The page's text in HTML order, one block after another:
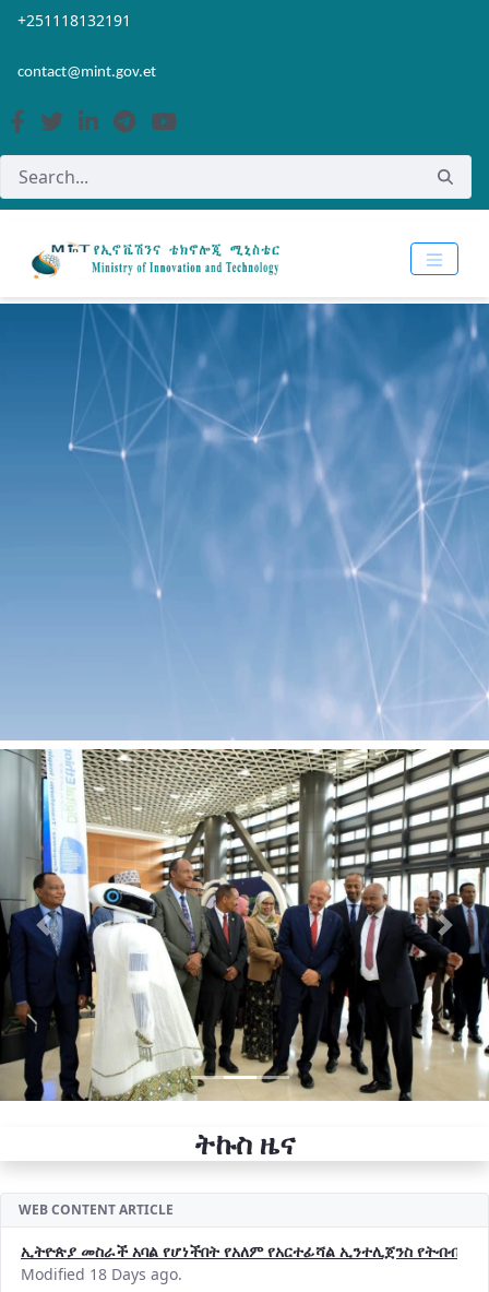
Skip to Main Content
Open Accessibility Menu
+251118132191
contact@mint.gov.et
Previous Next
ትኩስ ዜና
WEB CONTENT ARTICLE
ኢትዮጵያ መስራች አባል የሆነችበት የአለም የአርተፊሻል ኢንተሊጀንስ የትብብር
Modified 18 Days ago.